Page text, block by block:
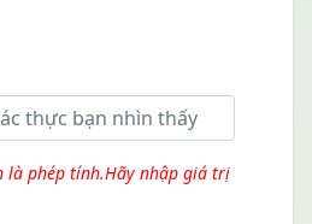
là phép tính.Hãy nhập giá trị